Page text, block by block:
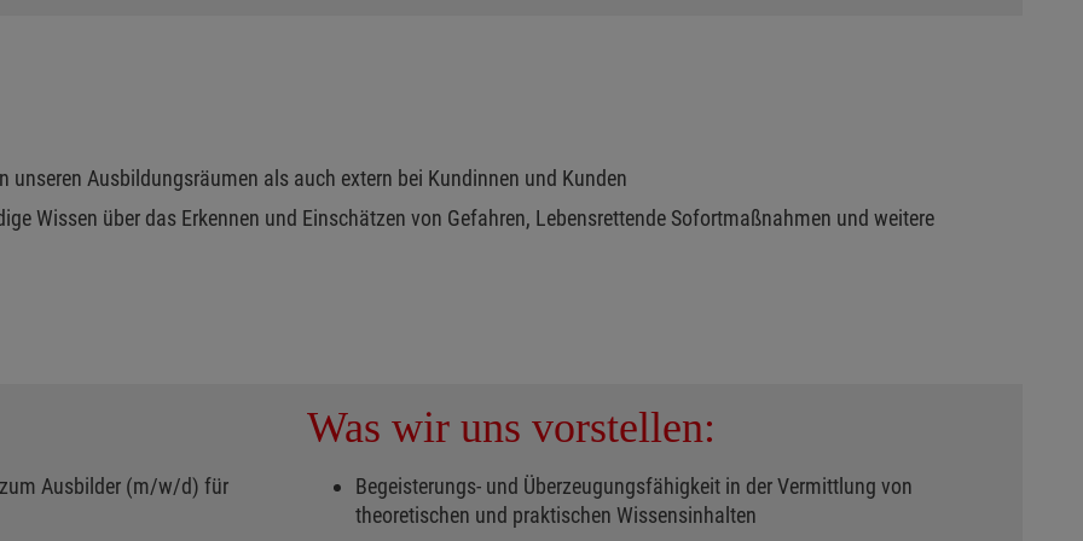
unseren Ausbildungsräumen als auch extern bei Kundinnen und Kunden
Wissen über das Erkennen und Einschätzen von Gefahren, Lebensrettende Sofortmaßnahmen und weitere
Ausbilder (m/w/d) für
Was wir uns vorstellen:
Begeisterungs- und Überzeugungsfähigkeit in der Vermittlung von
theoretischen und praktischen Wissensinhalten